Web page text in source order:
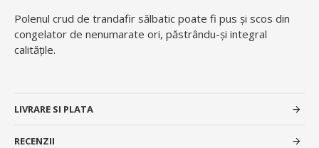
Polenul crud de trandafir sălbatic poate fi pus și scos din
congelator de nenumarate ori, păstrându-și integral
calitățile.
LIVRARE SI PLATA
RECENZII